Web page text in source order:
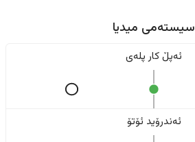
سیستەمی میدیا
ئەپڵ کار پلەی
ئەندرۆید ئۆتۆ